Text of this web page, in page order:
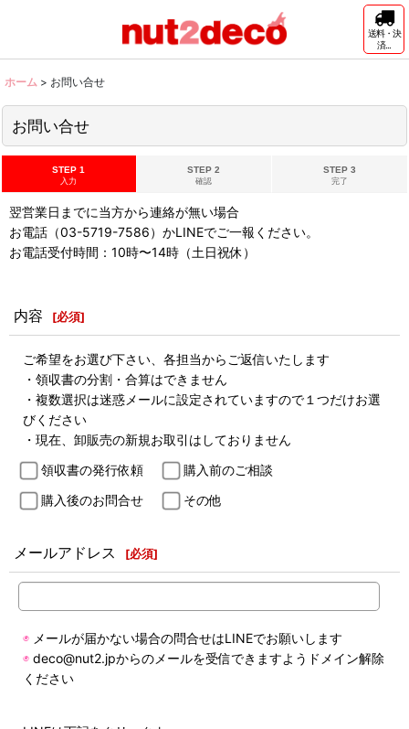
送料・決
済...
ホーム > お問い合せ
お問い合せ
STEP 1
入力
STEP 2
確認
STEP 3
完了
翌営業日までに当方から連絡が無い場合
お電話（03-5719-7586）かLINEでご一報ください。
お電話受付時間：10時〜14時（土日祝休）
内容 [必須]
ご希望をお選び下さい、各担当からご返信いたします
・領収書の分割・合算はできません
・複数選択は迷惑メールに設定されていますので１つだけお選
びください
・現在、卸販売の新規お取引はしておりません
領収書の発行依頼
購入前のご相談
購入後のお問合せ
その他
メールアドレス [必須]
◉ メールが届かない場合の問合せはLINEでお願いします
◉ deco@nut2.jpからのメールを受信できますようドメイン解除
ください